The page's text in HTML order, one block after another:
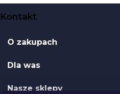
t
Kontakt
O zakupach
Dla was
Nasze sklepy